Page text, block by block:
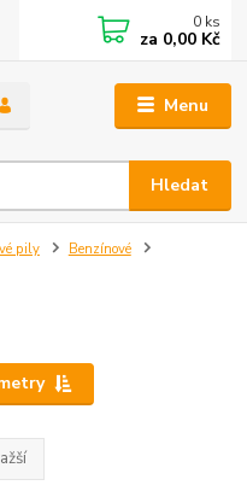
Menu
Hledat
0 ks
za 0,00 Kč
pily
Benzínové